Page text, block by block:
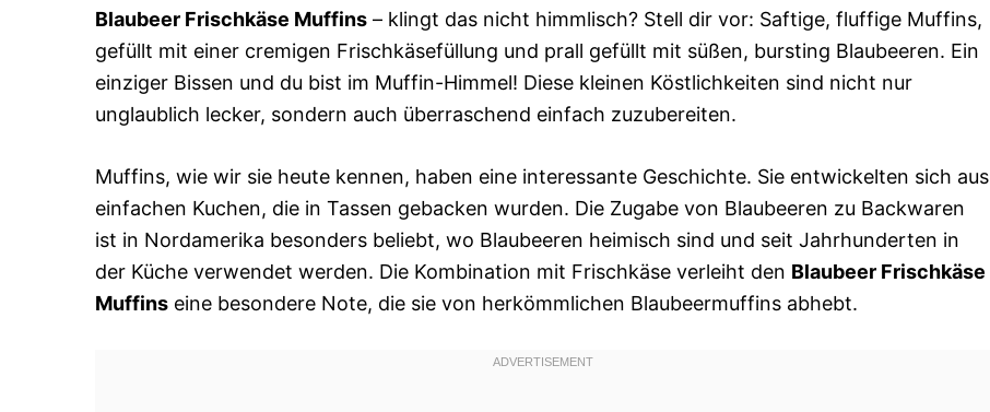
Blaubeer Frischkäse Muffins – klingt das nicht himmlisch? Stell dir vor: Saftige, fluffige Muffins,
gefüllt mit einer cremigen Frischkäsefüllung und prall gefüllt mit süßen, bursting Blaubeeren. Ein
einziger Bissen und du bist im Muffin-Himmel! Diese kleinen Köstlichkeiten sind nicht nur
unglaublich lecker, sondern auch überraschend einfach zuzubereiten.
Muffins, wie wir sie heute kennen, haben eine interessante Geschichte. Sie entwickelten sich aus
einfachen Kuchen, die in Tassen gebacken wurden. Die Zugabe von Blaubeeren zu Backwaren
ist in Nordamerika besonders beliebt, wo Blaubeeren heimisch sind und seit Jahrhunderten in
der Küche verwendet werden. Die Kombination mit Frischkäse verleiht den Blaubeer Frischkäse
Muffins eine besondere Note, die sie von herkömmlichen Blaubeermuffins abhebt.